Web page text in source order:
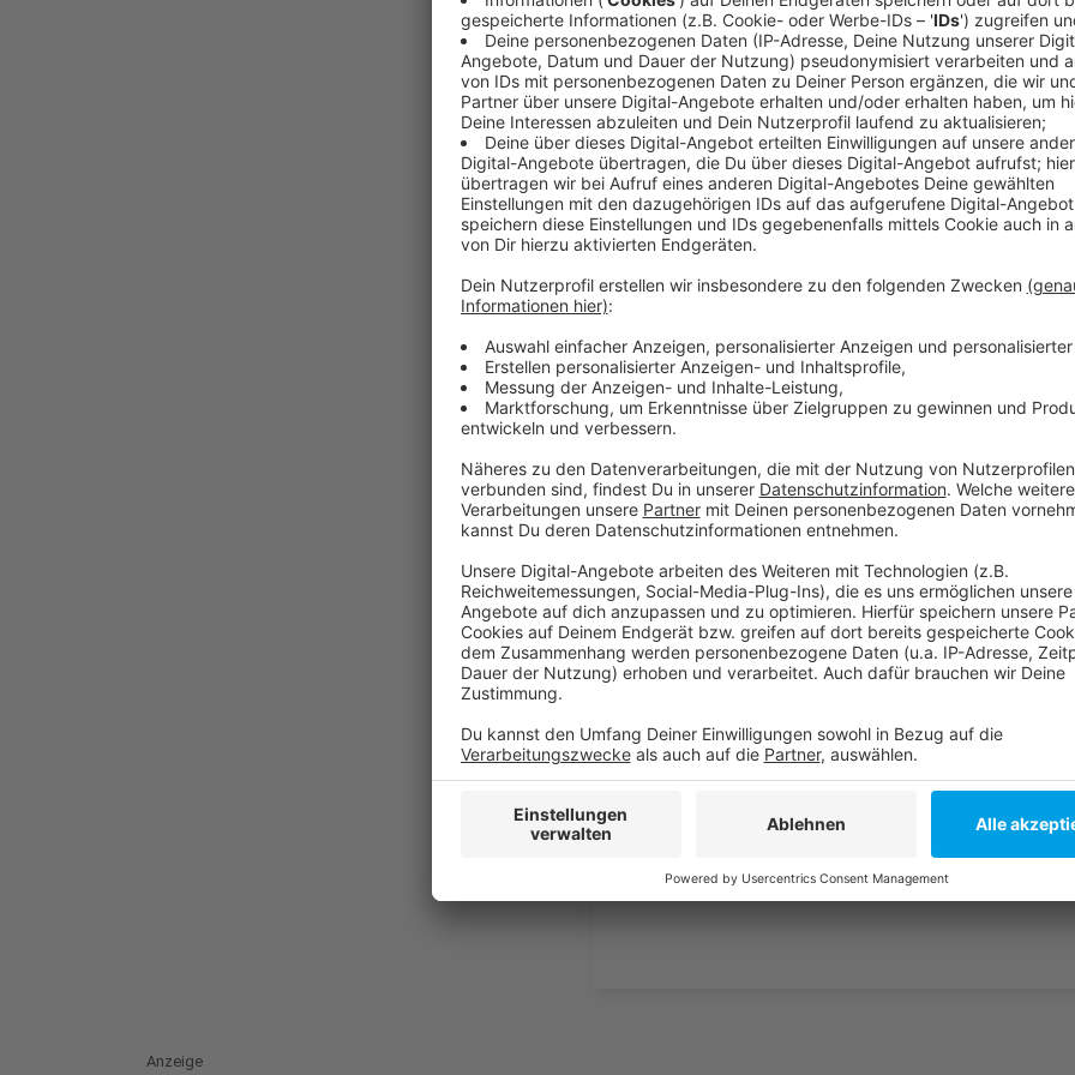
Gitarrist Breiti hat dieses Projekt heute bei fiftyfifty
Anzeige
Toten Hosen unterstützen Obdachlose mit
Anzeige
Die Verkäuferinnen und Verkäufer bekommen die
kompletten Erlöse behalten, anders als beim
Verkaufspreises bekommen.
Anzeige
Weitere Infos und Links zum Thema
fiftyfifty Düsseldorf
fiftyfifty gemeinsam mit den Toten Hosen
Anzeige
Anzeige